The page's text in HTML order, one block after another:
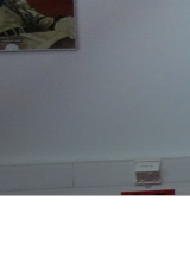
Aller
au